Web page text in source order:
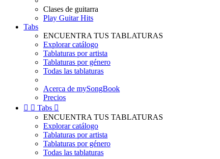
Clases de guitarra
Play Guitar Hits
Tabs
ENCUENTRA TUS TABLATURAS
Explorar catálogo
Tablaturas por artista
Tablaturas por género
Todas las tablaturas
Acerca de mySongBook
Precios
  Tabs 
ENCUENTRA TUS TABLATURAS
Explorar catálogo
Tablaturas por artista
Tablaturas por género
Todas las tablaturas